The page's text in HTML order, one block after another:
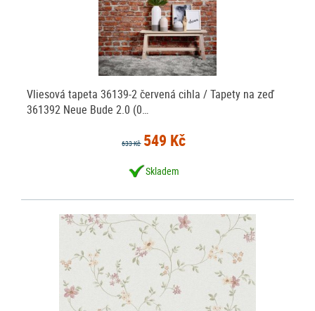
Vliesová tapeta 36139-2 červená cihla / Tapety na zeď
361392 Neue Bude 2.0 (0…
633 Kč 549 Kč
Skladem